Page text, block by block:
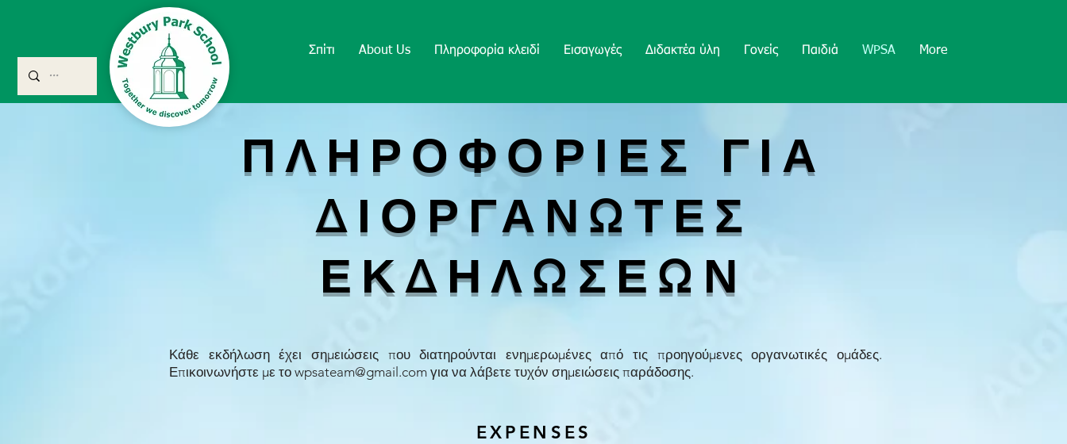
Σπίτι About Us Πληροφορία κλειδί Εισαγωγές Διδακτέα ύλη Γονείς Παιδιά WPSA More
ΠΛΗΡΟΦΟΡΙΕΣ ΓΙΑ
ΔΙΟΡΓΑΝΩΤΕΣ
ΕΚΔΗΛΩΣΕΩΝ
Κάθε εκδήλωση έχει σημειώσεις που διατηρούνται ενημερωμένες από τις προηγούμενες οργανωτικές ομάδες.
Επικοινωνήστε με το wpsateam@gmail.com για να λάβετε τυχόν σημειώσεις παράδοσης.
EXPENSES